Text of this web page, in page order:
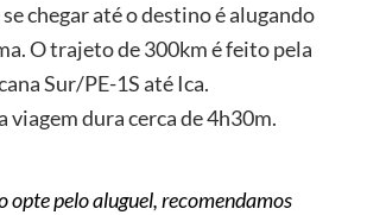
chegar até o destino é alugando
O trajeto de 300km é feito pela
Sur/PE-1S até Ica.
viagem dura cerca de 4h30m.
opte pelo aluguel, recomendamos